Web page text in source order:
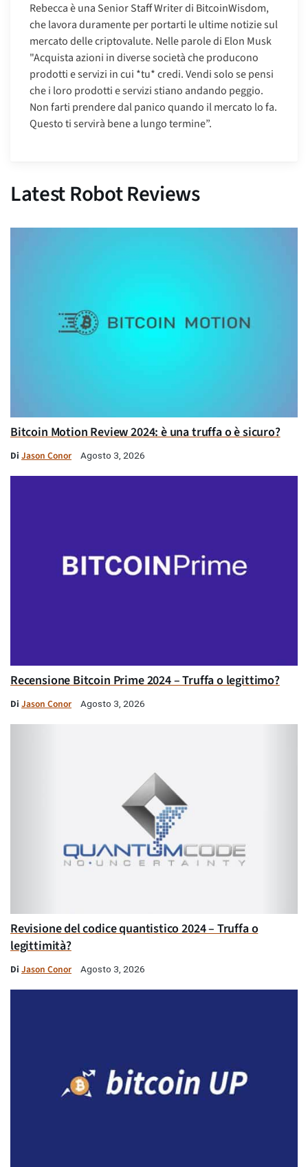
Rebecca è una Senior Staff Writer di BitcoinWisdom,
che lavora duramente per portarti le ultime notizie sul
mercato delle criptovalute. Nelle parole di Elon Musk
"Acquista azioni in diverse società che producono
prodotti e servizi in cui *tu* credi. Vendi solo se pensi
che i loro prodotti e servizi stiano andando peggio.
Non farti prendere dal panico quando il mercato lo fa.
Questo ti servirà bene a lungo termine”.
Latest Robot Reviews
Bitcoin Motion Review 2024: è una truffa o è sicuro?
Di Jason Conor Agosto 3, 2026
Recensione Bitcoin Prime 2024 – Truffa o legittimo?
Di Jason Conor Agosto 3, 2026
Revisione del codice quantistico 2024 – Truffa o
legittimità?
Di Jason Conor Agosto 3, 2026